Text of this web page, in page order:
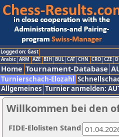
Logged on: Gast
Arabic ARM AZE BIH BUL CAT CHN CRO CZE
Home Tournament-Database
Turnierschach-Elozahl
Allgemeines Turnier anmelden:
Willkommen bei den
FIDE-Elolisten Stand